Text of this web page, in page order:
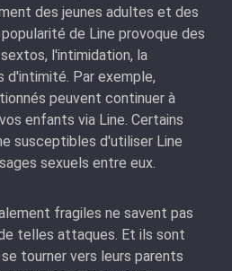
des jeunes adultes et des
de Line provoque des
l'intimidation, la
d'intimité. Par exemple,
peuvent continuer à
enfants via Line. Certains
susceptibles d'utiliser Line
sexuels entre eux.
fragiles ne savent pas
telles attaques. Et ils sont
tourner vers leurs parents